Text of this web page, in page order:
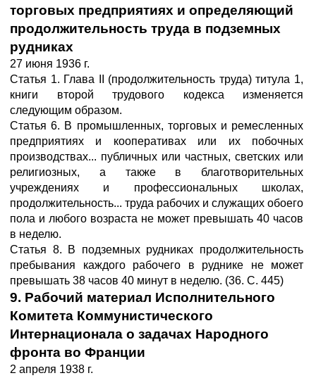
торговых предприятиях и определяющий
продолжительность труда в подземных
рудниках
27 июня 1936 г.
Статья 1. Глава II (продолжительность труда) титула 1,
книги второй трудового кодекса изменяется
следующим образом.
Статья 6. В промышленных, торговых и ремесленных
предприятиях и кооперативах или их побочных
производствах... публичных или частных, светских или
религиозных, а также в благотворительных
учреждениях и профессиональных школах,
продолжительность... труда рабочих и служащих обоего
пола и любого возраста не может превышать 40 часов
в неделю.
Статья 8. В подземных рудниках продолжительность
пребывания каждого рабочего в руднике не может
превышать 38 часов 40 минут в неделю. (36. С. 445)
9. Рабочий материал Исполнительного
Комитета Коммунистического
Интернационала о задачах Народного
фронта во Франции
2 апреля 1938 г.